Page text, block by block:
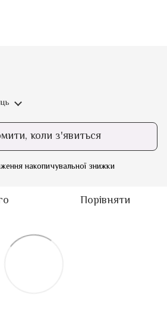
коли з'явиться
накопичувальної знижки
Порівняти